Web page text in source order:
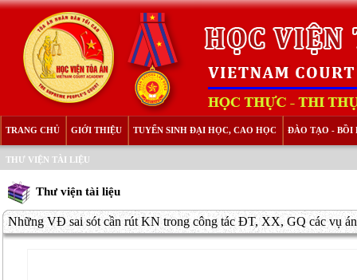
TRANG CHỦ GIỚI THIỆU TUYỂN SINH ĐẠI HỌC, CAO HỌC ĐÀO TẠO - BỒI
THƯ VIỆN TÀI LIỆU
Thư viện tài liệu
Những VĐ sai sót cần rút KN trong công tác ĐT, XX, GQ các vụ án